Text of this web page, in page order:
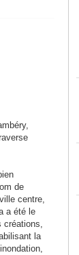
de
centre,
a été le
créations,
la